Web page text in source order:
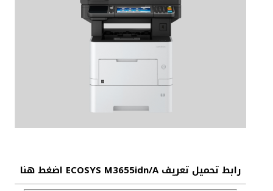
رابط تحميل تعريف ECOSYS M3655idn/A اضغط هنا